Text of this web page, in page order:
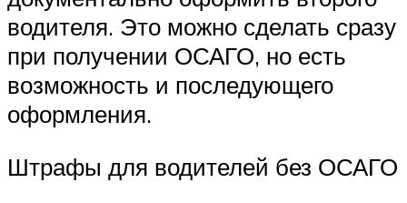
водителя. Это можно сделать сразу
при получении ОСАГО, но есть
возможность и последующего
оформления.
Штрафы для водителей без ОСАГО